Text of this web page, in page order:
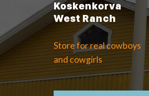
Koskenkorva
West Ranch
Store for real cowboys
and cowgirls